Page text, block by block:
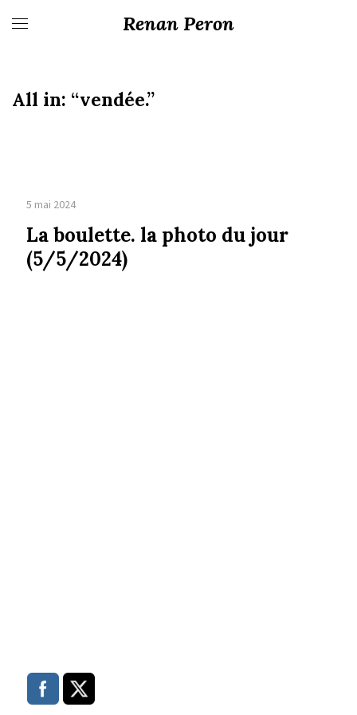
Renan Peron
All in: “vendée.”
5 mai 2024
La boulette. la photo du jour
(5/5/2024)